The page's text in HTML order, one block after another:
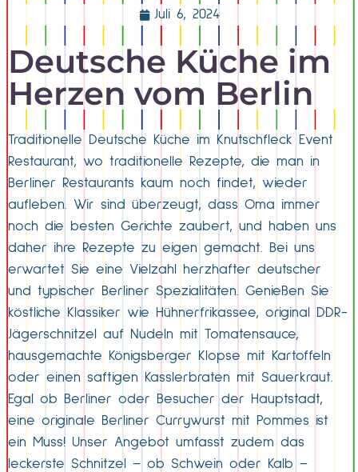
Juli 6, 2024
Deutsche Küche im
Herzen vom Berlin
Traditionelle Deutsche Küche im Knutschfleck Event
Restaurant, wo traditionelle Rezepte, die man in
Berliner Restaurants kaum noch findet, wieder
aufleben. Wir sind überzeugt, dass Oma immer
noch die besten Gerichte zaubert, und haben uns
daher ihre Rezepte zu eigen gemacht. Bei uns
erwartet Sie eine Vielzahl herzhafter deutscher
und typischer Berliner Spezialitäten. Genießen Sie
köstliche Klassiker wie Hühnerfrikassee, original DDR-
Jägerschnitzel auf Nudeln mit Tomatensauce,
hausgemachte Königsberger Klopse mit Kartoffeln
oder einen saftigen Kasslerbraten mit Sauerkraut.
Egal ob Berliner oder Besucher der Hauptstadt,
eine originale Berliner Currywurst mit Pommes ist
ein Muss! Unser Angebot umfasst zudem das
leckerste Schnitzel – ob Schwein oder Kalb –